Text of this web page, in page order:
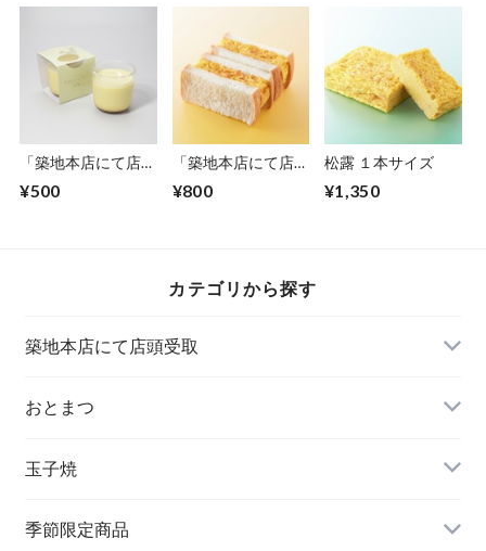
「築地本店にて店頭
りん
¥500
「築地本店にて店頭
¥800
松露 １本サイズ
¥1,350
カテゴリから探す
築地本店にて店頭受取
おとまつ
玉子焼
季節限定商品